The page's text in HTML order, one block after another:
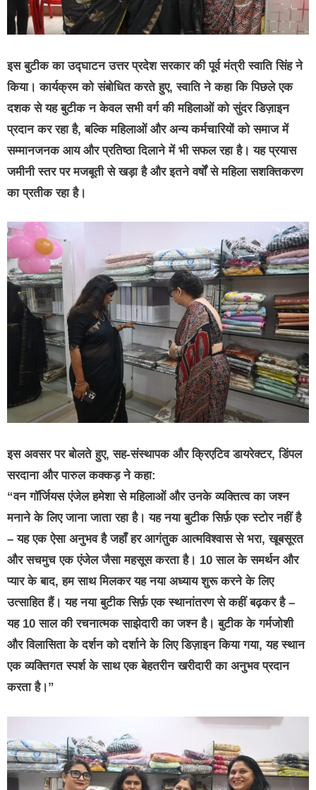
इस बुटीक का उद्घाटन उत्तर प्रदेश सरकार की पूर्व मंत्री स्वाति सिंह ने
किया। कार्यक्रम को संबोधित करते हुए, स्वाति ने कहा कि पिछले एक
दशक से यह बुटीक न केवल सभी वर्ग की महिलाओं को सुंदर डिज़ाइन
प्रदान कर रहा है, बल्कि महिलाओं और अन्य कर्मचारियों को समाज में
सम्मानजनक आय और प्रतिष्ठा दिलाने में भी सफल रहा है। यह प्रयास
जमीनी स्तर पर मजबूती से खड़ा है और इतने वर्षों से महिला सशक्तिकरण
का प्रतीक रहा है।
इस अवसर पर बोलते हुए, सह-संस्थापक और क्रिएटिव डायरेक्टर, डिंपल
सरदाना और पारुल कक्कड़ ने कहा:
“वन गॉर्जियस एंजेल हमेशा से महिलाओं और उनके व्यक्तित्व का जश्न
मनाने के लिए जाना जाता रहा है। यह नया बुटीक सिर्फ़ एक स्टोर नहीं है
– यह एक ऐसा अनुभव है जहाँ हर आगंतुक आत्मविश्वास से भरा, खूबसूरत
और सचमुच एक एंजेल जैसा महसूस करता है। 10 साल के समर्थन और
प्यार के बाद, हम साथ मिलकर यह नया अध्याय शुरू करने के लिए
उत्साहित हैं। यह नया बुटीक सिर्फ़ एक स्थानांतरण से कहीं बढ़कर है –
यह 10 साल की रचनात्मक साझेदारी का जश्न है। बुटीक के गर्मजोशी
और विलासिता के दर्शन को दर्शाने के लिए डिज़ाइन किया गया, यह स्थान
एक व्यक्तिगत स्पर्श के साथ एक बेहतरीन खरीदारी का अनुभव प्रदान
करता है।”